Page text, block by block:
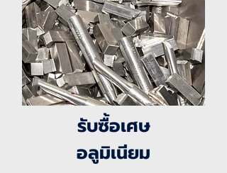
รับซื้อเศษ
อลูมิเนียม